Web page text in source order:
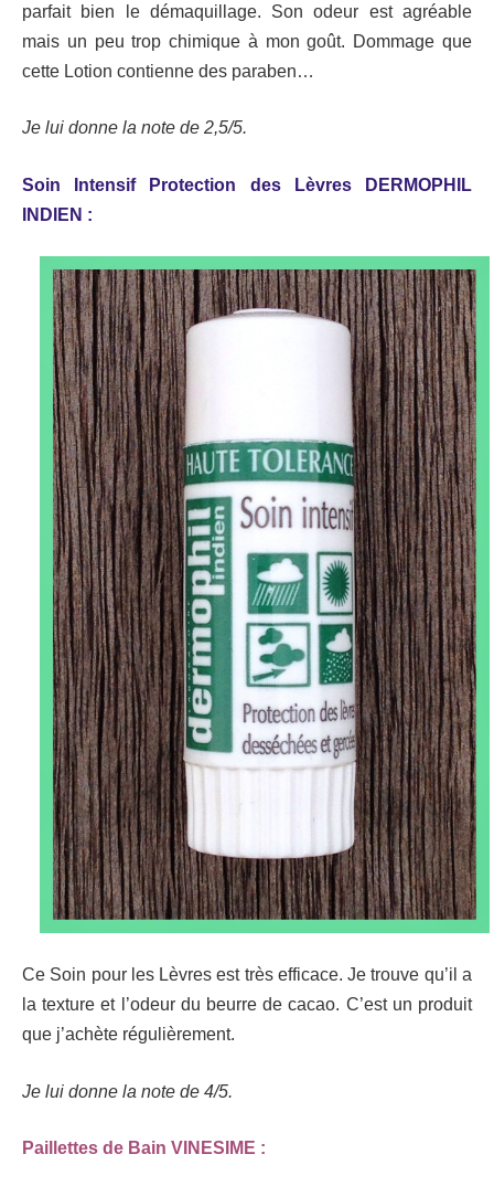
parfait bien le démaquillage. Son odeur est agréable
mais un peu trop chimique à mon goût. Dommage que
cette Lotion contienne des paraben…
Je lui donne la note de 2,5/5.
Soin Intensif Protection des Lèvres DERMOPHIL
INDIEN :
Ce Soin pour les Lèvres est très efficace. Je trouve qu’il a
la texture et l’odeur du beurre de cacao. C’est un produit
que j’achète régulièrement.
Je lui donne la note de 4/5.
Paillettes de Bain VINESIME :